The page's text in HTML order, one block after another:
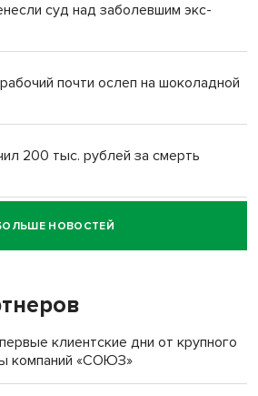
суд над заболевшим экс-
почти ослеп на шоколадной
200 тыс. рублей за смерть
водителя за смерть
в новосибирском селе лошади
НОВОСТЕЙ
клиентские дни от крупного
компаний «СОЮЗ»